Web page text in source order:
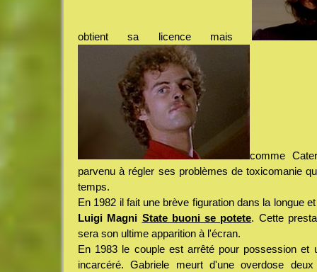
obtient sa licence mais
comme
parvenu à régler ses problèmes de toxicomanie
temps.
En 1982 il fait une brève figuration dans la longue
Luigi Magni State buoni se potete. Cette
sera son ultime apparition à l'écran.
En 1983 le couple est arrêté pour possession et
incarcéré. Gabriele meurt d'une overdose